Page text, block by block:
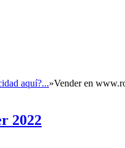
aquí?...»Vender en
2022